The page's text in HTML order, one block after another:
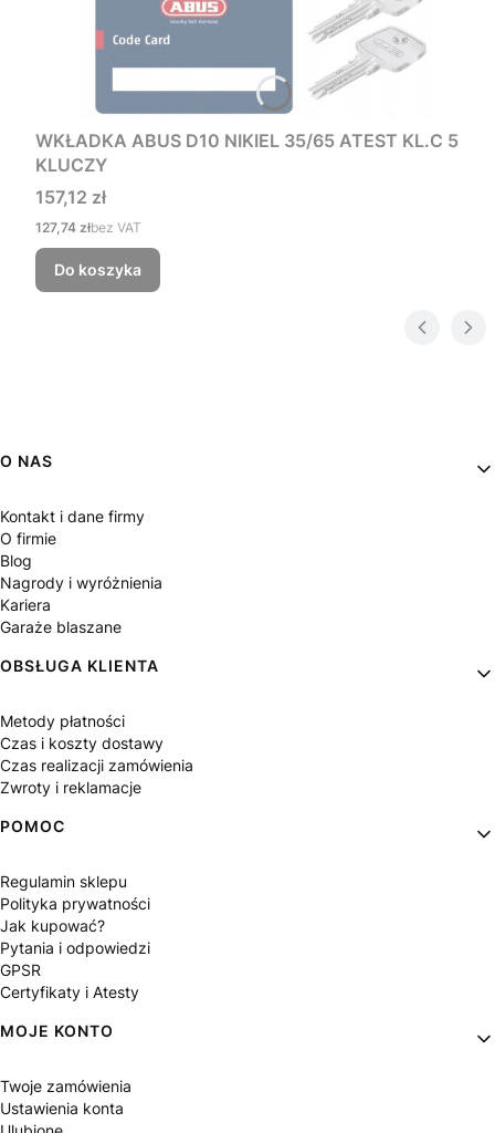
WKŁADKA ABUS D10 NIKIEL 35/65 ATEST KL.C 5
KLUCZY
Cena
157,12 zł
Cena
127,74 złbez VAT
Do koszyka
Linki w stopce
O NAS
Kontakt i dane firmy
O firmie
Blog
Nagrody i wyróżnienia
Kariera
Garaże blaszane
OBSŁUGA KLIENTA
Metody płatności
Czas i koszty dostawy
Czas realizacji zamówienia
Zwroty i reklamacje
POMOC
Regulamin sklepu
Polityka prywatności
Jak kupować?
Pytania i odpowiedzi
GPSR
Certyfikaty i Atesty
MOJE KONTO
Twoje zamówienia
Ustawienia konta